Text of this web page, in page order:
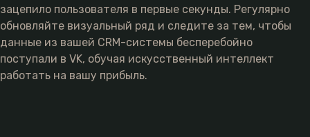
зацепило пользователя в первые секунды. Регулярно
обновляйте визуальный ряд и следите за тем, чтобы
данные из вашей CRM-системы бесперебойно
поступали в VK, обучая искусственный интеллект
работать на вашу прибыль.